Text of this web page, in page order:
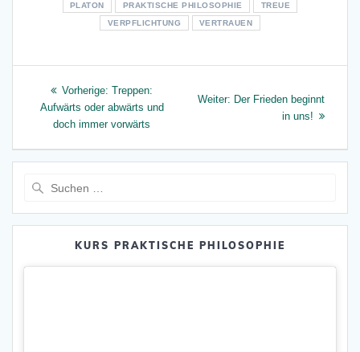
PLATON
PRAKTISCHE PHILOSOPHIE
TREUE
VERPFLICHTUNG
VERTRAUEN
Beitragsnavigation
Vorherige: Vorheriger
Beitrag:
Treppen:
Aufwärts oder abwärts und
doch immer vorwärts
Weiter: Nächster
Der Frieden beginnt
in uns!
KURS PRAKTISCHE PHILOSOPHIE